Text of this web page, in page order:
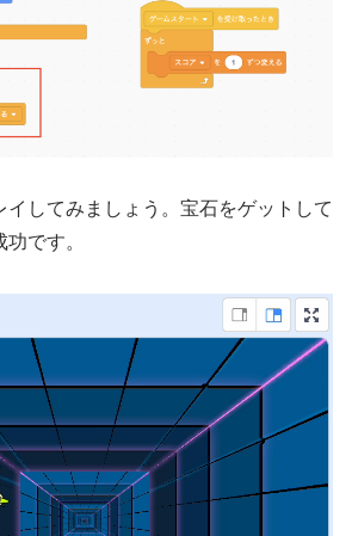
イしてみましょう。宝石をゲットして
です。